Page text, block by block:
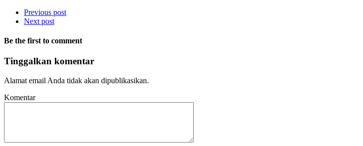
Previous post
Next post
Be the first to comment
Tinggalkan komentar
Alamat email Anda tidak akan dipublikasikan.
Komentar